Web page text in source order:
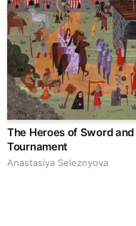
The Heroes of Sword and
Tournament
Anastasiya Seleznyova